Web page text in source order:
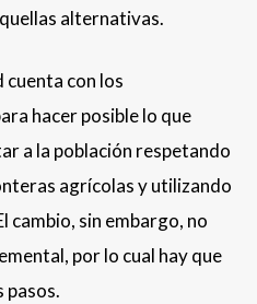
alternativas.
cuenta con los
hacer posible lo que
a la población respetando
agrícolas y utilizando
cambio, sin embargo, no
por lo cual hay que
pasos.